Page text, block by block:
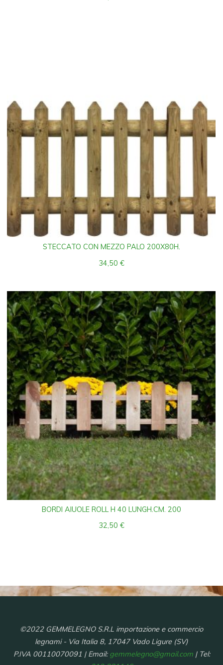
STECCATO CON MEZZO PALO 200X80H.
34,50 €
BORDI AIUOLE ROLL H 40 LUNGH.CM. 200
32,50 €
©2022 GEMMELEGNO S.R.L importazione e commercio
legnami - Via Italia 8, 17047 Vado Ligure (SV)
P.IVA 00110070091 | Email: gemmelegno@gmail.com| Tel: